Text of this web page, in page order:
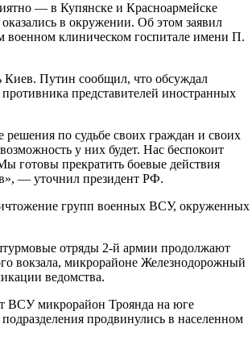
— в Купянске и Красноармейске
в окружении. Об этом заявил
военном клиническом госпитале имени П.
Киев. Путин сообщил, что обсуждал
представителей иностранных
по судьбе своих граждан и своих
у них будет. Нас беспокоит
готовы прекратить боевые действия
— уточнил президент РФ.
групп военных ВСУ, окруженных
отряды 2-й армии продолжают
вокзала, микрорайоне Железнодорожный
ведомства.
ВСУ микрорайон Троянда на юге
продвинулись в населенном